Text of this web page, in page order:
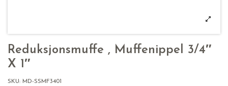
Reduksjonsmuffe , Muffenippel 3/4″
X 1″
SKU: MD-SSMF3401